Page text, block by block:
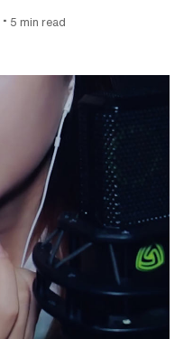
• 5 min read